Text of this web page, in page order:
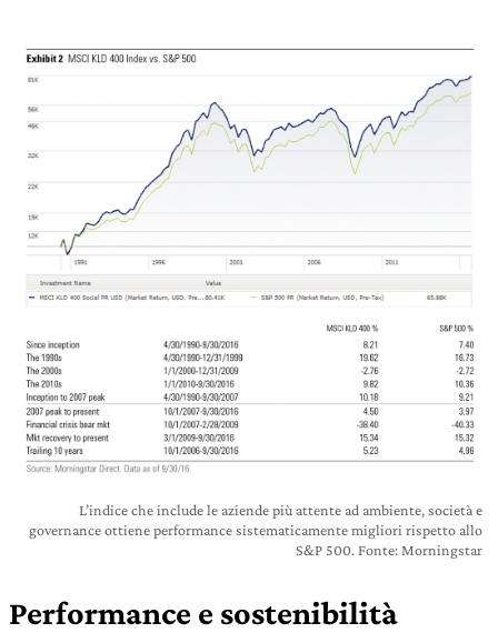
L’indice che include le aziende più attente ad ambiente, società e
governance ottiene performance sistematicamente migliori rispetto allo
S&P 500. Fonte: Morningstar
Performance e sostenibilità